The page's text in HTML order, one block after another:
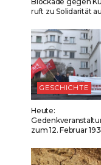
ruft zu Solidarität
GESCHICHTE
Heute:
zum 12. Februar